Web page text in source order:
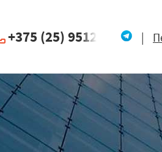
+375 (25) 951234 |